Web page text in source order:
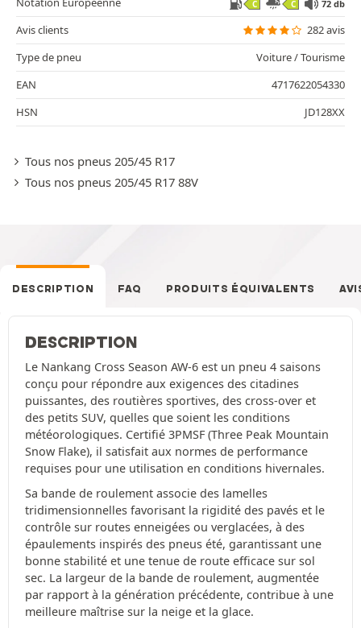
C C 72 db
Avis clients
282 avis
Type de pneu
Voiture / Tourisme
EAN
4717622054330
HSN
JD128XX
Tous nos pneus 205/45 R17
Tous nos pneus 205/45 R17 88V
DESCRIPTION FAQ PRODUITS ÉQUIVALENTS
DESCRIPTION
Le Nankang Cross Season AW-6 est un pneu 4 saisons
conçu pour répondre aux exigences des citadines
puissantes, des routières sportives, des cross-over et
des petits SUV, quelles que soient les conditions
météorologiques. Certifié 3PMSF (Three Peak Mountain
Snow Flake), il satisfait aux normes de performance
requises pour une utilisation en conditions hivernales.
Sa bande de roulement associe des lamelles
tridimensionnelles favorisant la rigidité des pavés et le
contrôle sur routes enneigées ou verglacées, à des
épaulements inspirés des pneus été, garantissant une
bonne stabilité et une tenue de route efficace sur sol
sec. La largeur de la bande de roulement, augmentée
par rapport à la génération précédente, contribue à une
meilleure maîtrise sur la neige et la glace.